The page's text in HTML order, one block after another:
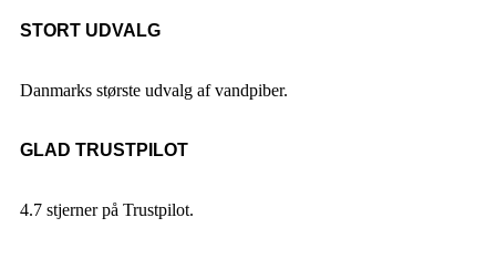
STORT UDVALG
Danmarks største udvalg af vandpiber.
GLAD TRUSTPILOT
4.7 stjerner på Trustpilot.